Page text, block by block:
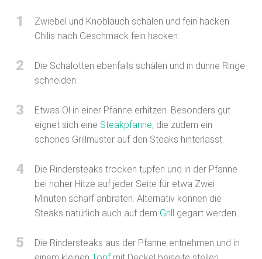
1
Zwiebel und Knoblauch schälen und fein hacken.
Chilis nach Geschmack fein hacken.
2
Die Schalotten ebenfalls schälen und in dünne Ringe
schneiden.
3
Etwas Öl in einer Pfanne erhitzen. Besonders gut
eignet sich eine Steakpfanne, die zudem ein
schönes Grillmuster auf den Steaks hinterlässt.
4
Die Rindersteaks trocken tupfen und in der Pfanne
bei hoher Hitze auf jeder Seite für etwa Zwei
Minuten scharf anbraten. Alternativ können die
Steaks natürlich auch auf dem Grill gegart werden.
5
Die Rindersteaks aus der Pfanne entnehmen und in